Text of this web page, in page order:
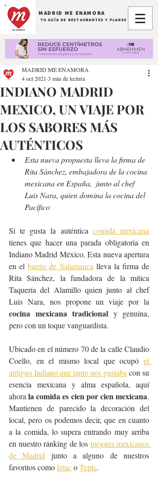
MADRID ME ENAMORA
TU GUÍA DE RESTAURANTES Y PLANES
INDIANO MADRID
MEXICO, UN VIAJE POR
LOS SABORES MÁS
AUTÉNTICOS
MADRID ME ENAMORA
4 oct 2021 3 min de lectura
Esta nueva propuesta lleva la firma de
Rita Sánchez, embajadora de la cocina
mexicana en España,  junto al chef
Luis Nara, quien domina la cocina del
Pacífico
Si te gusta la auténtica comida mexicana
tienes que hacer una parada obligatoria en
Indiano Madrid México. Esta nueva apertura
en el barrio de Salamanca lleva la firma de
Rita Sánchez, la fundadora de la mítica
Taquería del Alamillo quien junto al chef
cocina mexicana tradicional y genuina,
pero con un toque vanguardista.
Ubicado en el número 70 de la calle Claudio
Coello, en el mismo local que ocupó el
antiguo Indiano que tanto nos gustaba con su
esencia mexicana y alma española, aquí
ahora la comida es cien por cien mexicana.
Mantienen de parecido la decoración del
local, pero os podemos decir, que en cuanto
a la comida, lo supera entrando muy arriba
en nuestro ránking de los mejores mexicanos
de Madrid junto a alguno de nuestros
favoritos como Iztac o Tepic.